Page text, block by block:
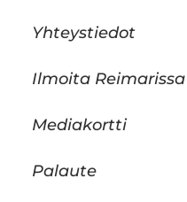
Yhteystiedot
Ilmoita Reimarissa
Mediakortti
Palaute